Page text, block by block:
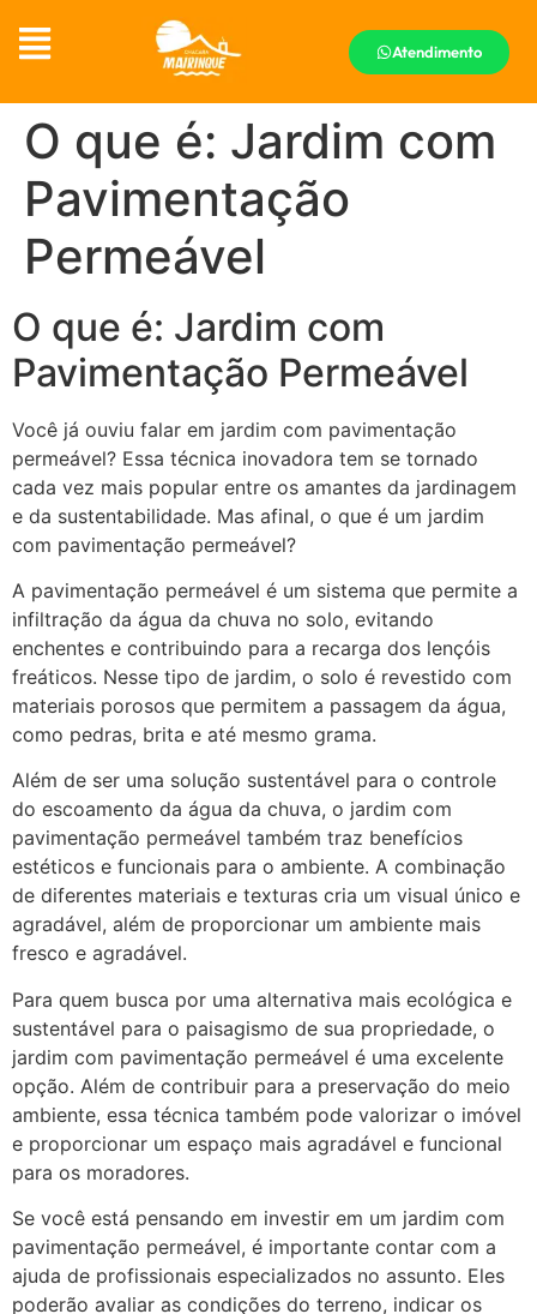
Atendimento
O que é: Jardim com
Pavimentação
Permeável
O que é: Jardim com
Pavimentação Permeável
Você já ouviu falar em jardim com pavimentação
permeável? Essa técnica inovadora tem se tornado
cada vez mais popular entre os amantes da jardinagem
e da sustentabilidade. Mas afinal, o que é um jardim
com pavimentação permeável?
A pavimentação permeável é um sistema que permite a
infiltração da água da chuva no solo, evitando
enchentes e contribuindo para a recarga dos lençóis
freáticos. Nesse tipo de jardim, o solo é revestido com
materiais porosos que permitem a passagem da água,
como pedras, brita e até mesmo grama.
Além de ser uma solução sustentável para o controle
do escoamento da água da chuva, o jardim com
pavimentação permeável também traz benefícios
estéticos e funcionais para o ambiente. A combinação
de diferentes materiais e texturas cria um visual único e
agradável, além de proporcionar um ambiente mais
fresco e agradável.
Para quem busca por uma alternativa mais ecológica e
sustentável para o paisagismo de sua propriedade, o
jardim com pavimentação permeável é uma excelente
opção. Além de contribuir para a preservação do meio
ambiente, essa técnica também pode valorizar o imóvel
e proporcionar um espaço mais agradável e funcional
para os moradores.
Se você está pensando em investir em um jardim com
pavimentação permeável, é importante contar com a
ajuda de profissionais especializados no assunto. Eles
poderão avaliar as condições do terreno, indicar os